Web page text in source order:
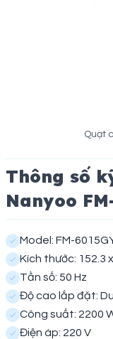
Quạt
Thông số
Nanyoo
Model: FM-
Kích thước: 152.3
Tần số: 50 Hz
Độ cao lắp đặt:
Công suất: 2200
Điện áp: 220 V